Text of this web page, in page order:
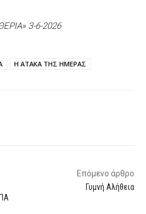
3-6-2026
Η ΑΤΑΚΑ ΤΗΣ ΗΜΕΡΑΣ
Επόμενο άρθρο
Γυμνή Αλήθεια